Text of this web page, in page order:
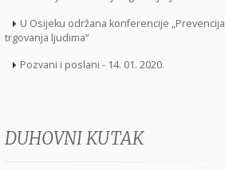
U Osijeku održana konferencije „Prevencija
trgovanja ljudima“
Pozvani i poslani - 14. 01. 2020.
DUHOVNI KUTAK